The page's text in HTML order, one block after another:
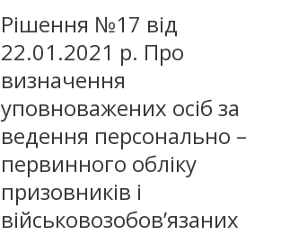
Рішення №17 від
22.01.2021 р. Про
визначення
уповноважених осіб за
ведення персонально –
первинного обліку
призовників і
військовозобов’язаних